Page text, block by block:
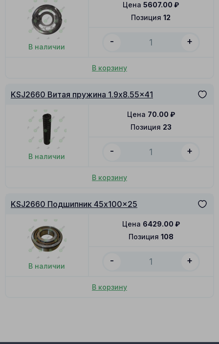
В наличии
Позиция 12
Цена 5607.00 ₽
- +
В корзину
KSJ2660 Витая пружина 1.9x8.55x41
В наличии
Позиция 23
Цена 70.00 ₽
- +
В корзину
KSJ2660 Подшипник 45x100x25
В наличии
Позиция 108
Цена 6429.00 ₽
- +
В корзину